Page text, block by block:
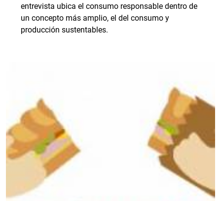
entrevista ubica el consumo responsable dentro de
un concepto más amplio, el del consumo y
producción sustentables.